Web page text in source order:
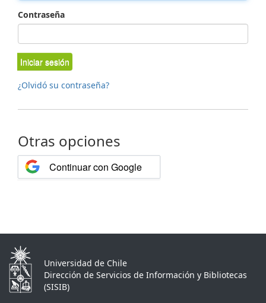
Contraseña
Iniciar sesión
¿Olvidó su contraseña?
Otras opciones
Continuar con Google
Universidad de Chile
Dirección de Servicios de Información y Bibliotecas
(SISIB)